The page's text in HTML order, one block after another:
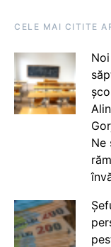
CELE MAI CITITE
Ne